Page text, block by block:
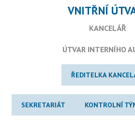
VNITŘNÍ
KANCELÁŘ
ÚTVAR INTERNÍHO
ŘEDITELKA
SEKRETARIÁT KONTROLNÍ